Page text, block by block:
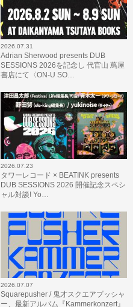
2026.07.31
Adrian Sherwood presents DUB
SESSIONS 2026を記念し 代官山 蔦屋
書店にて〈ON-U SO…
2026.07.23
タワーレコード × BEATINK presents
DUB SESSIONS 2026 開催記念スペシ
ャル対談! Yo…
2026.07.07
Squarepusher / 鬼才スクエアプッシャ
ー、最新アルバム『Kammerkonzert』